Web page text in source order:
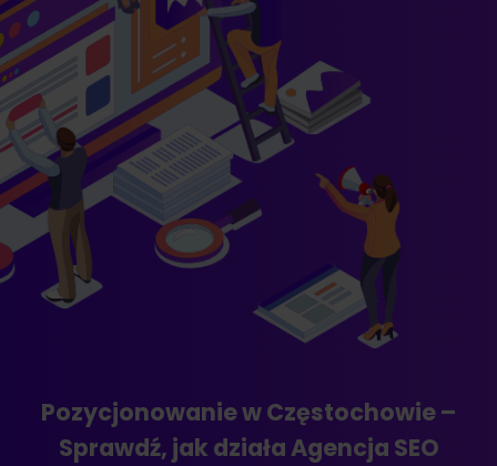
Pozycjonowanie w Częstochowie –
Sprawdź, jak działa Agencja SEO